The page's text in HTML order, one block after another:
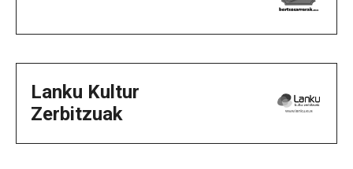
Lanku Kultur
Zerbitzuak